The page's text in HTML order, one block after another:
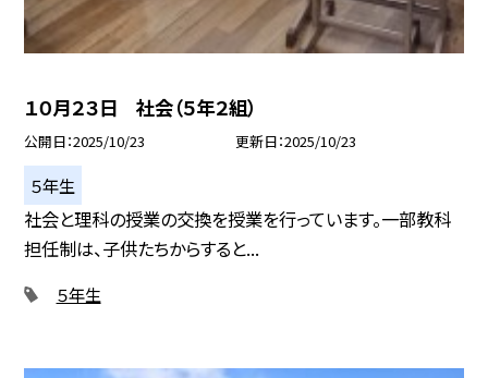
１０月２３日 社会（５年２組）
公開日 2025/10/23 更新日 2025/10/23
５年生
社会と理科の授業の交換を授業を行っています。一部教科
担任制は、子供たちからすると...
５年生